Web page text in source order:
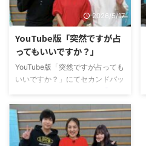
2026/5/17
YouTube版「突然ですが占
ってもいいですか？」
YouTube版「突然ですが占っても
いいですか？」にてセカンドバッ
らの親世代の私は肘打ち界隈とい
うのをはじめて知ったのだけ
ど、、、 二人ともまさに今どき
の感じで、話を聞いててすごく面